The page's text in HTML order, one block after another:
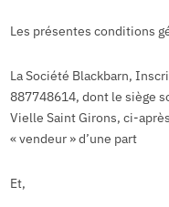
Les présentes conditions
La Société Blackbarn,
887748614, dont le siège
Vielle Saint Girons, ci-
« vendeur » d’une part
Et,